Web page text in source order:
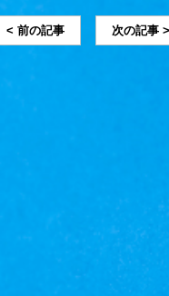
< 前の記事 次の記事 >